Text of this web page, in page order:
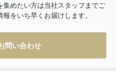
集めたい方は当社スタッフまでご
をいち早くお届けします。
問い合わせ